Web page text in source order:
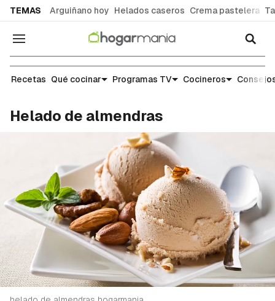
TEMAS Arguiñano hoy Helados caseros Crema pastelera
Navegación
Recetas
Recetas Qué cocinar Programas TV Cocineros
Helado de almendras